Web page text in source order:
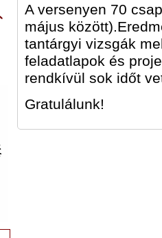
A versenyen 70
május
tantárgyi vizsgák
feladatlapok és
rendkívül sok időt
Gratulálunk!